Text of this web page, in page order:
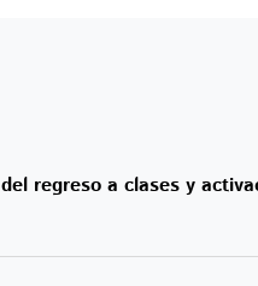
regreso a clases y